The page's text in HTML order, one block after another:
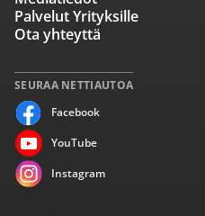
SEURAA NETTIAUTOA
Facebook
YouTube
Instagram
Palvelut Yrityksille
Ota yhteyttä